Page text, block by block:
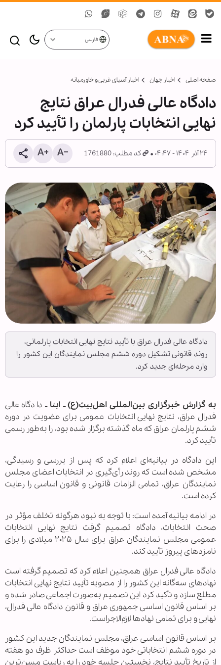
فارسی
صفحه اصلی اخبار جهان اخبار آسیای غربی و خاورمیانه
دادگاه عالی فدرال عراق نتایج
نهایی انتخابات پارلمان را تأیید کرد
۲۴ آذر ۱۴۰۴ - ۰۴:۴۷ کد مطلب: 1761880
دادگاه عالی فدرال عراق با تأیید نتایج نهایی انتخابات پارلمانی،
روند قانونی تشکیل دوره ششم مجلس نمایندگان این کشور را
وارد مرحله‌ای جدید کرد.
به گزارش خبرگزاری بین‌المللی اهل‌بیت(ع) ـ ابنا ـ دادگاه عالی
فدرال عراق، نتایج نهایی انتخابات عمومی برای عضویت در دوره
ششم پارلمان عراق که ماه گذشته برگزار شده بود، را به‌طور رسمی
تأیید کرد.
این دادگاه در بیانیه‌ای اعلام کرد که پس از بررسی و رسیدگی،
مشخص شده است که روند رأی‌گیری در انتخابات اعضای مجلس
نمایندگان عراق، تمامی الزامات قانونی و قانون اساسی را رعایت
کرده است.
در ادامه بیانیه آمده است: با توجه به نبود هرگونه تخلف مؤثر در
صحت انتخابات، دادگاه تصمیم گرفت نتایج نهایی انتخابات
عمومی مجلس نمایندگان عراق برای سال ۲۰۲۵ میلادی را برای
نامزدهای پیروز تأیید کند.
دادگاه عالی فدرال عراق همچنین اعلام کرد که تصمیم گرفته است
نهادهای سه‌گانه این کشور را از مصوبه تأیید نتایج نهایی انتخابات
مطلع سازد و تأکید کرد این تصمیم به‌صورت اجماعی صادر شده و
بر اساس قانون اساسی جمهوری عراق و قانون دادگاه عالی فدرال،
نهایی و برای تمامی نهادها لازم‌الاجراست.
بر اساس قانون اساسی عراق، مجلس نمایندگان جدید این کشور
در دوره ششم انتخاباتی خود موظف است حداکثر ظرف دو هفته
از تاریخ تأیید نتایج، نخستین جلسه خود را به ریاست مسن‌ترین